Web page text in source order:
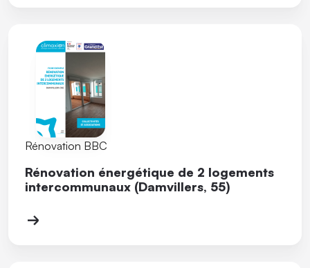
Rénovation BBC
Rénovation énergétique de 2 logements
intercommunaux (Damvillers, 55)